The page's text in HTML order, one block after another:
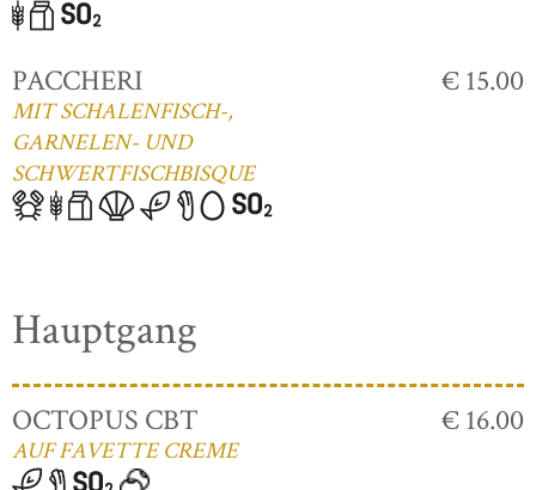
PACCHERI
MIT SCHALENFISCH-,
GARNELEN- UND
SCHWERTFISCHBISQUE
€ 15.00
Hauptgang
OCTOPUS CBT
AUF FAVETTE CREME
€ 16.00